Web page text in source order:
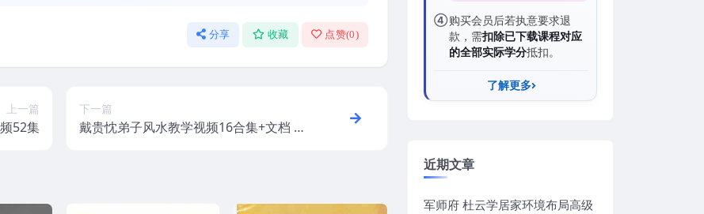
分享 收藏 点赞(0)
上一篇
52集
下一篇
戴贵忱弟子风水教学视频16合集+文档 斗
④购买会员后若执意要求退
款，需扣除已下载课程对应
的全部实际学分抵扣。
了解更多
近期文章
军师府 杜云学居家环境布局高级